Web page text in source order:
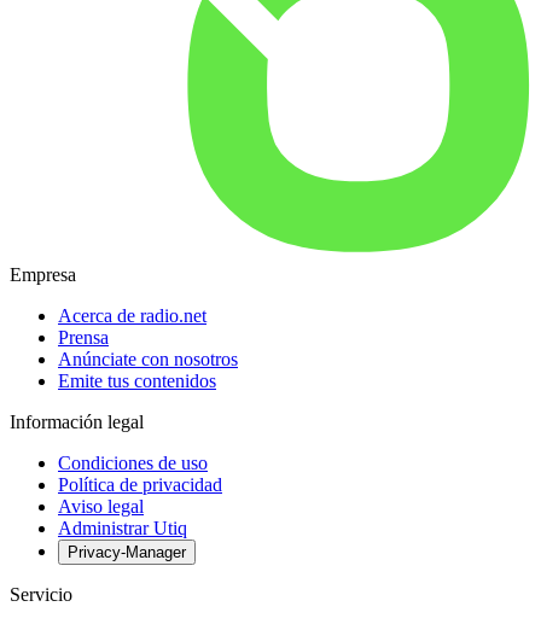
Empresa
Acerca de radio.net
Prensa
Anúnciate con nosotros
Emite tus contenidos
Información legal
Condiciones de uso
Política de privacidad
Aviso legal
Administrar Utiq
Privacy-Manager
Servicio